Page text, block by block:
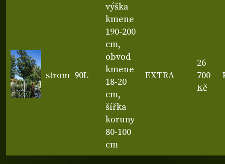
strom 90L
výška
kmene
190-200
cm,
obvod
kmene
18-20
cm,
šířka
koruny
80-100
cm
EXTRA
26
700
Kč